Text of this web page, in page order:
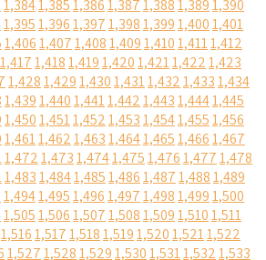
1,3841,3851,3861,3871,3881,3891,390
1,3951,3961,3971,3981,3991,4001,401
1,4061,4071,4081,4091,4101,4111,412
1,4171,4181,4191,4201,4211,4221,423
1,4281,4291,4301,4311,4321,4331,434
1,4391,4401,4411,4421,4431,4441,445
1,4501,4511,4521,4531,4541,4551,456
1,4611,4621,4631,4641,4651,4661,467
1,4721,4731,4741,4751,4761,4771,478
1,4831,4841,4851,4861,4871,4881,489
1,4941,4951,4961,4971,4981,4991,500
1,5051,5061,5071,5081,5091,5101,511
1,5161,5171,5181,5191,5201,5211,522
1,5271,5281,5291,5301,5311,5321,533